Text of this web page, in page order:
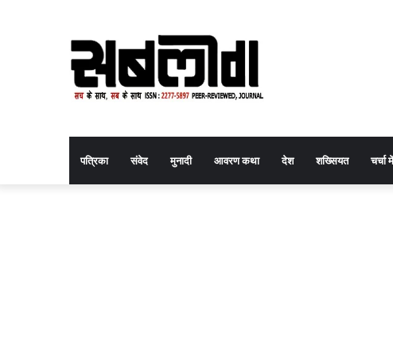
पत्रिका संवेद मुनादी आवरण कथा देश शख्सियत चर्चा में